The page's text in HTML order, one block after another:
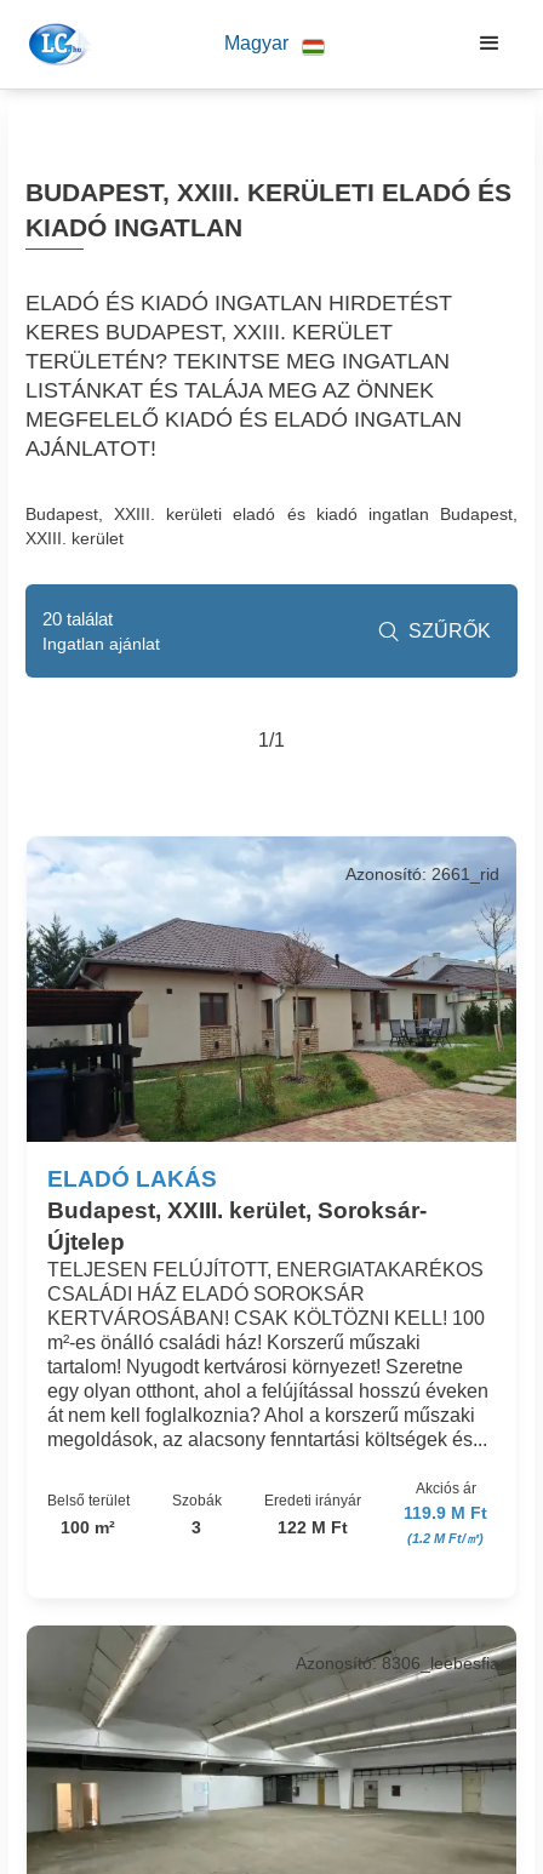
Magyar
BUDAPEST, XXIII. KERÜLETI ELADÓ ÉS
KIADÓ INGATLAN
ELADÓ ÉS KIADÓ INGATLAN HIRDETÉST
KERES BUDAPEST, XXIII. KERÜLET
TERÜLETÉN? TEKINTSE MEG INGATLAN
LISTÁNKAT ÉS TALÁJA MEG AZ ÖNNEK
MEGFELELŐ KIADÓ ÉS ELADÓ INGATLAN
AJÁNLATOT!
Budapest, XXIII. kerületi eladó és kiadó ingatlan Budapest,
XXIII. kerület
1/1
ELADÓ LAKÁS
Budapest, XXIII. kerület, Soroksár-
Újtelep
Azonosító: 2661_rid
TELJESEN FELÚJÍTOTT, ENERGIATAKARÉKOS
CSALÁDI HÁZ ELADÓ SOROKSÁR
KERTVÁROSÁBAN! CSAK KÖLTÖZNI KELL! 100
m²-es önálló családi ház! Korszerű műszaki
tartalom! Nyugodt kertvárosi környezet! Szeretne
egy olyan otthont, ahol a felújítással hosszú éveken
át nem kell foglalkoznia? Ahol a korszerű műszaki
megoldások, az alacsony fenntartási költségek és...
Belső terület
100 m²
Szobák
3
Eredeti irányár
122 M Ft
Akciós ár
119.9 M Ft
(1.2 M Ft/㎡)
Azonosító: 8306_leebesfia
20 találat
Ingatlan ajánlat
 SZŰRŐK